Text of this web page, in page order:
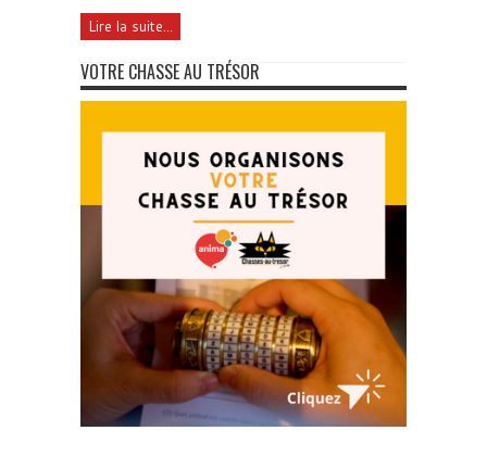
Lire la suite...
VOTRE CHASSE AU TRÉSOR